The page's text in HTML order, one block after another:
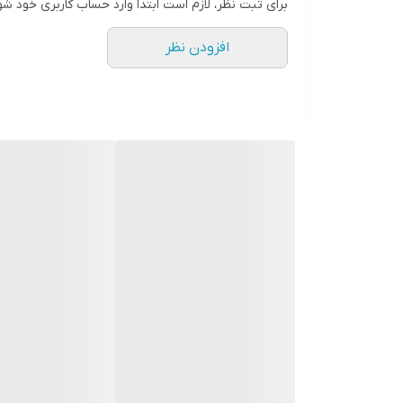
برای ثبت نظر، لازم است ابتدا وارد حساب کاربری خود
افزودن نظر